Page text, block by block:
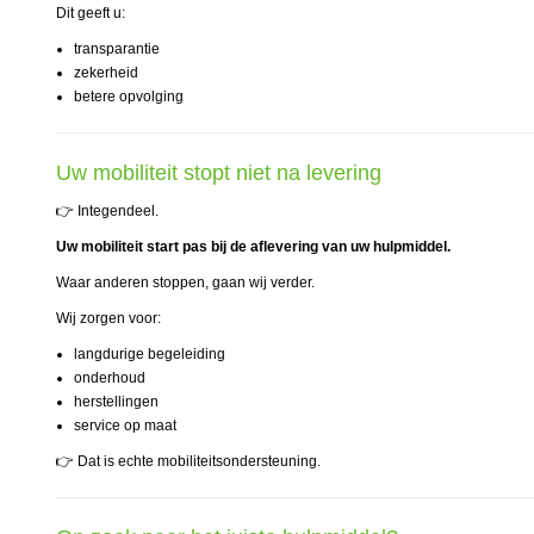
Dit geeft u:
transparantie
zekerheid
betere opvolging
Uw mobiliteit stopt niet na levering
👉 Integendeel.
Uw mobiliteit start pas bij de aflevering van uw hulpmiddel.
Waar anderen stoppen, gaan wij verder.
Wij zorgen voor:
langdurige begeleiding
onderhoud
herstellingen
service op maat
👉 Dat is echte mobiliteitsondersteuning.